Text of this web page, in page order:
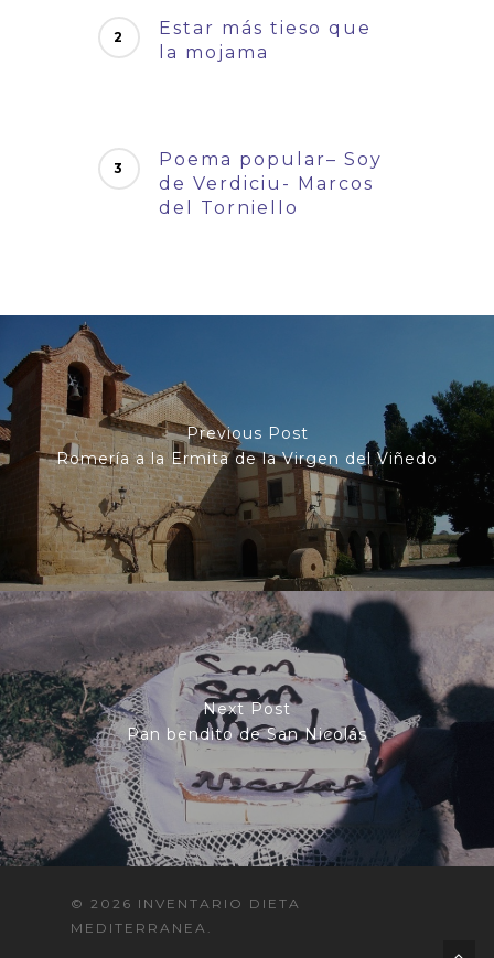
Estar más tieso que
la mojama
Poema popular– Soy
de Verdiciu- Marcos
del Torniello
Previous Post
Romería a la Ermita de la Virgen del Viñedo
Next Post
Pan bendito de San Nicolás
© 2026 INVENTARIO DIETA
MEDITERRANEA.